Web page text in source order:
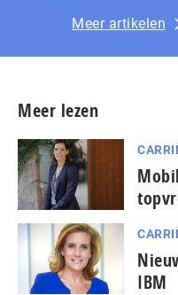
Meer artikelen
Meer lezen
IBM